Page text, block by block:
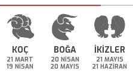
KOÇ
21 MART
19 NİSAN
BOĞA
20 NİSAN
20 MAYIS
İKİZLER
21 MAYIS
21 HAZİRAN